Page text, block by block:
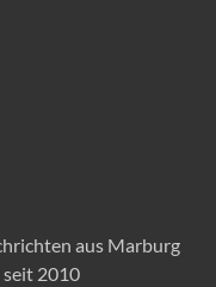
aus Marburg
seit 2010